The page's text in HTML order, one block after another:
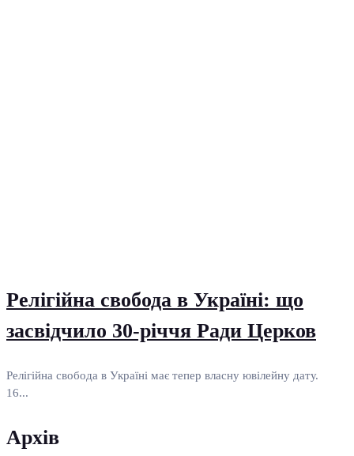
Релігійна свобода в Україні: що
засвідчило 30-річчя Ради Церков
Релігійна свобода в Україні має тепер власну ювілейну дату.
16...
Архів